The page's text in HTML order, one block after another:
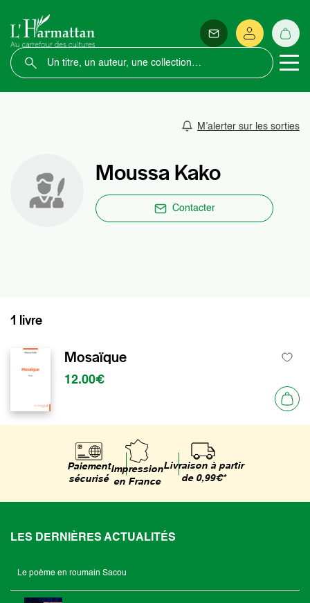
M’alerter sur les sorties
Moussa Kako
Contacter
1 livre
Mosaïque
12.00€
Paiement
sécurisé
Impression
en France
Livraison à partir
de 0,99€*
LES DERNIÈRES ACTUALITÉS
Le poème en roumain Sacou